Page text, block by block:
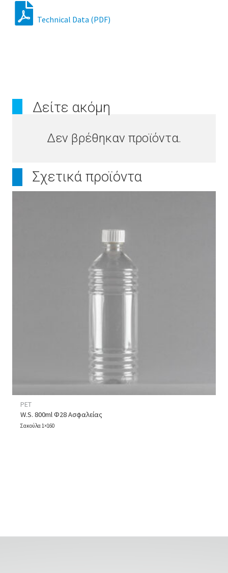
Technical Data (PDF)
Δείτε ακόμη
Δεν βρέθηκαν προϊόντα.
Σχετικά προϊόντα
PET
W.S. 800ml Φ28 Ασφαλείας
Σακούλα 1×160